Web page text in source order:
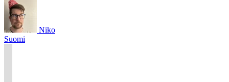
Niko
Suomi